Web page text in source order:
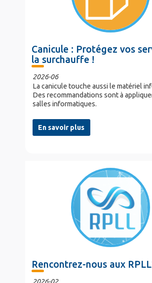
Canicule : Protégez vos
la surchauffe !
2026-06
La canicule touche aussi le matériel
Des recommandations sont à
salles informatiques.
En savoir plus
Rencontrez-nous aux